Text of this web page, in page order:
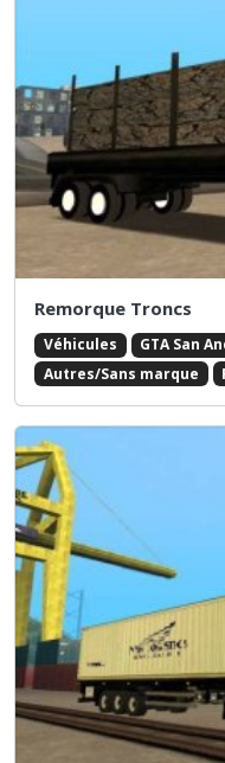
Remorque Troncs
Véhicules GTA San
Autres/Sans marque